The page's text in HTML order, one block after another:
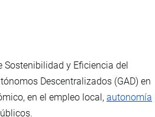
Sostenibilidad y Eficiencia del
Descentralizados (GAD) en
en el empleo local, autonomía